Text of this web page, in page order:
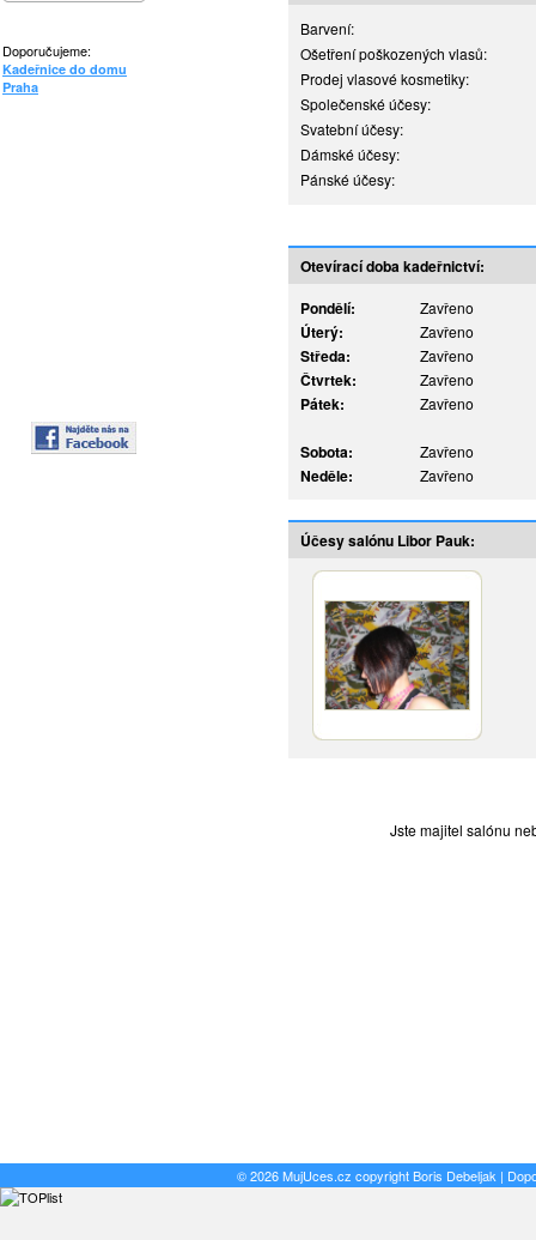
Doporučujeme:
Kadeřnice do domu
Praha
Barvení:
Ošetření poškozených vlasů:
Prodej vlasové kosmetiky:
Společenské účesy:
Svatební účesy:
Dámské účesy:
Pánské účesy:
Otevírací doba kadeřnictví:
Pondělí:
Zavřeno
Úterý: Zavřeno
Středa: Zavřeno
Čtvrtek: Zavřeno
Pátek: Zavřeno
Sobota: Zavřeno
Neděle: Zavřeno
Účesy salónu Libor Pauk:
Jste majitel salónu
© 2026 MujUces.cz copyrightBoris Debeljak |